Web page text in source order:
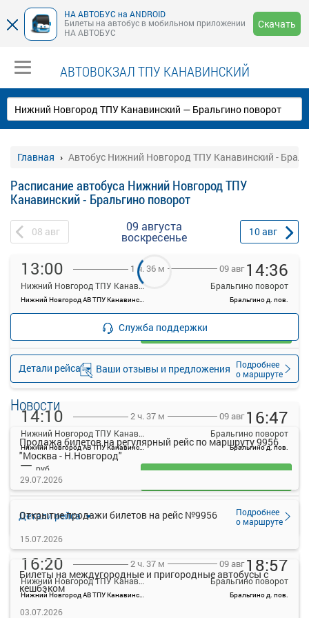
НА АВТОБУС на ANDROID
Билеты на автобус в мобильном приложении
НА АВТОБУС
Скачать
АВТОВОКЗАЛ ТПУ КАНАВИНСКИЙ
Главная Автобус Нижний Новгород ТПУ Канавинский -
Расписание автобуса Нижний Новгород ТПУ
Канавинский - Бральгино поворот
08 авг 09 августа
воскресенье 10авг
13:00
Нижний Новгород ТПУ Канавинский
Нижний Новгород АВ ТПУ Канавинский
1 ч. 36 м 09 авг 14:36
Бральгино поворот
Бральгино д. пов.
Детали рейса
Подробнее
о маршруте
—
Загрузить цену
14:10
Нижний Новгород ТПУ Канавинский
Нижний Новгород АВ ТПУ Канавинский
2 ч. 37 м 09 авг 16:47
Бральгино поворот
Бральгино д. пов.
Детали рейса
Подробнее
о маршруте
— руб.
16:20
Нижний Новгород ТПУ Канавинский
Нижний Новгород АВ ТПУ Канавинский
2 ч. 37 м 09 авг 18:57
Бральгино поворот
Бральгино д. пов.
—
Служба поддержки
Ваши отзывы и предложения
Новости
Продажа билетов на регулярный рейс по маршруту 9956
"Москва - Н.Новгород"
29.07.2026
Открытие продажи билетов на рейс №9956
15.07.2026
Билеты на междугородные и пригородные автобусы с
кешбэком
03.07.2026